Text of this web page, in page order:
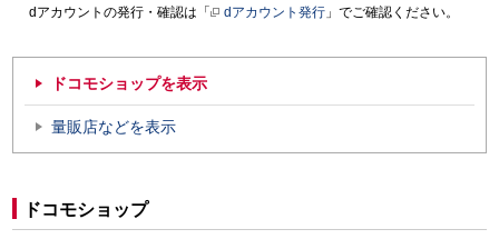
dアカウントの発行・確認は「
dアカウント発行 」でご確認ください。
ドコモショップを表示
量販店などを表示
ドコモショップ